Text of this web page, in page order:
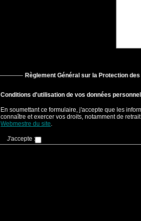
Règlement Général sur la Protection
Conditions d'utilisation de vos données
En soumettant ce formulaire, j'accepte que les
connaître et exercer vos droits, notamment de
Webmestre du site.
J'accepte :